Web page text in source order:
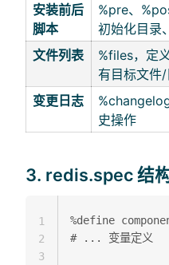
安装前后
脚本
%pre、
初始化目录
文件列表
%files，定
有目标文件/
变更日志
史操作
3. redis.spec 结
%define
# ... 变量定义
1
2
3